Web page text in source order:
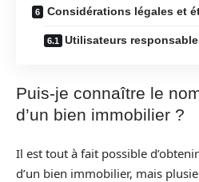
Considérations légales et
Utilisateurs
Puis-je connaître le
d’un bien immobilier ?
Il est tout à fait possible
d’un bien immobilier, mais